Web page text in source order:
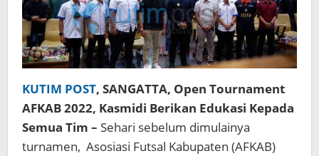
KUTIM POST, SANGATTA, Open Tournament
AFKAB 2022, Kasmidi Berikan Edukasi Kepada
Semua Tim – Sehari sebelum dimulainya
turnamen, Asosiasi Futsal Kabupaten (AFKAB)